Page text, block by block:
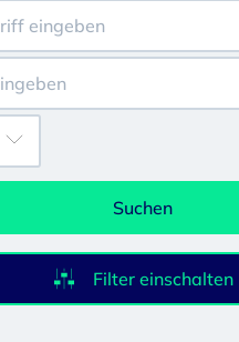
Suchen
Filter einschalten